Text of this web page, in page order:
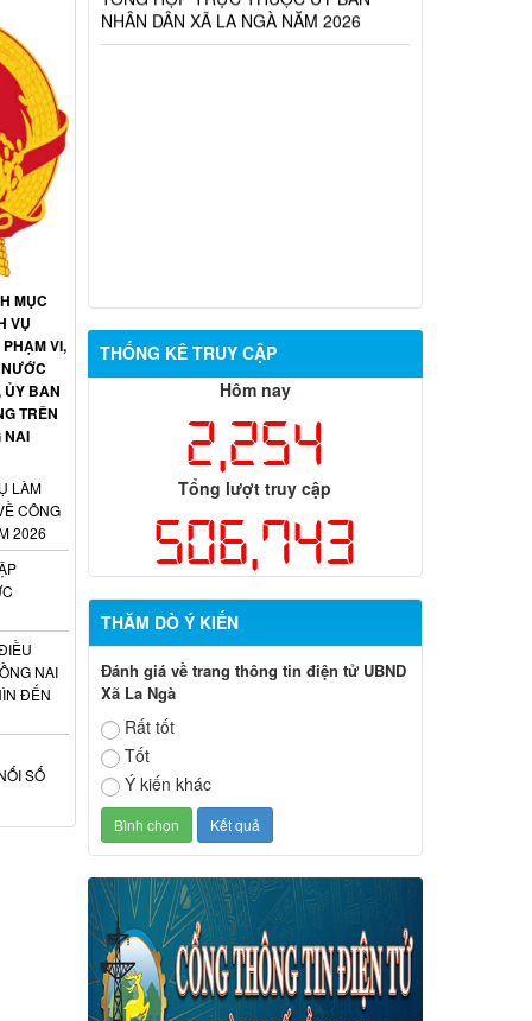
THỐNG KÊ TRUY CẬP
Hôm nay
2,254
Tổng lượt truy cập
506,743
THĂM DÒ Ý KIẾN
Đánh giá về trang thông tin điện tử UBND
Xã La Ngà
Rất tốt
Tốt
Ý kiến khác
MỤC
VỤ
VI,
ỦY BAN
TRÊN
NAI
LÀM
CÔNG
2026
NAI
ĐẾN
SỐ